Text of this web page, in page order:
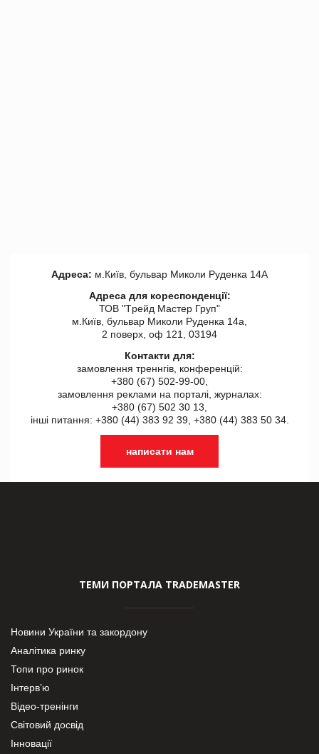
Адреса: м.Київ, бульвар Миколи Руденка 14А
Адреса для кореспонденції:
ТОВ "Tрейд Мастер Груп"
м.Київ, бульвар Миколи Руденка 14а,
2 поверх, оф 121, 03194
Контакти для:
замовлення треннгів, конференцій:
+380 (67) 502-99-00,
замовлення реклами на порталі, журналах:
+380 (67) 502 30 13,
інші питання: +380 (44) 383 92 39, +380 (44) 383 50 34.
написати нам
ТЕМИ ПОРТАЛА TRADEMASTER
Новини України та закордону
Аналітика ринку
Топи про ринок
Інтерв’ю
Відео-тренінги
Світовий досвід
Інновації